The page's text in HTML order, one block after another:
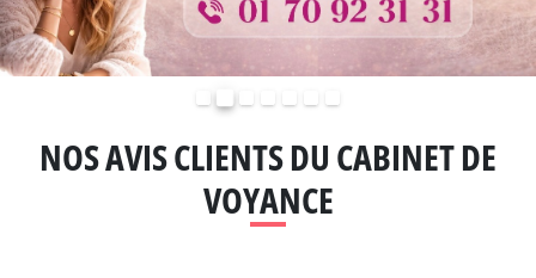
NOS AVIS CLIENTS DU CABINET DE
VOYANCE